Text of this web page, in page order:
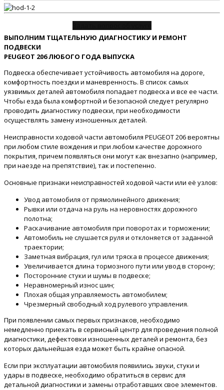
ВЫПОЛНИМ ТЩАТЕЛЬНУЮ ДИАГНОСТИКУ И РЕМОНТ
ПОДВЕСКИ
PEUGEOT 206 ЛЮБОГО ГОДА ВЫПУСКА
Подвеска обеспечивает устойчивость автомобиля на дороге,
комфортность поездки и маневренность. В список самых
уязвимых деталей автомобиля попадает подвеска и все ее части.
Чтобы езда была комфортной и безопасной следует регулярно
проводить диагностику подвески, при необходимости
осуществлять замену изношенных деталей.
Неисправности ходовой части автомобиля PEUGEOT 206 вероятны
при любом стиле вождения и при любом качестве дорожного
покрытия, причем появляться они могут как внезапно (например,
при наезде на препятствие), так и постепенно.
Основные признаки неисправностей ходовой части или её узлов:
Увод автомобиля от прямолинейного движения;
Рывки или отдача на руль на неровностях дорожного
полотна;
Раскачивание автомобиля при поворотах и торможении;
Автомобиль не слушается руля и отклоняется от заданной
траектории;
Заметная вибрация, гул или тряска в процессе движения;
Увеличивается длина тормозного пути или увод в сторону;
Посторонние стуки и шумы в подвеске;
Неравномерный износ шин;
Плохая общая управляемость автомобилем;
Чрезмерный свободный ход рулевого управления.
При появлении самых первых признаков, необходимо
немедленно приехать в сервисный центр для проведения полной
диагностики, дефектовки изношенных деталей и ремонта, без
которых дальнейшая езда может быть крайне опасной.
Если при эксплуатации автомобиля появились звуки, стуки и
удары в подвеске, необходимо обратиться в сервис для
детальной диагностики и замены отработавших свое элементов.